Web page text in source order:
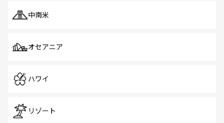
中南米
オセアニア
ハワイ
リゾート